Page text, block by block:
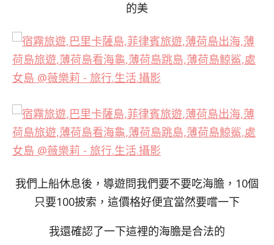
的美
我們上船休息後，導遊問我們要不要吃海膽，10個
只要100披索，這價格好便宜當然要嚐一下
我還確認了一下這裡的海膽是合法的